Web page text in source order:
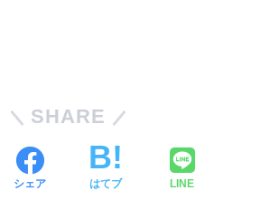
SHARE
シェア はてブ LINE